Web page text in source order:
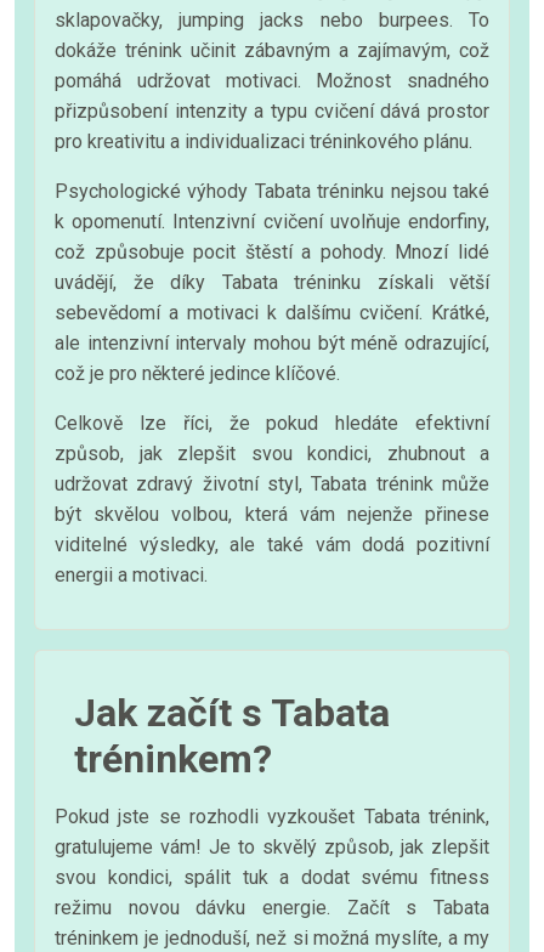
sklapovačky, jumping jacks nebo burpees. To
dokáže trénink učinit zábavným a zajímavým, což
pomáhá udržovat motivaci. Možnost snadného
přizpůsobení intenzity a typu cvičení dává prostor
pro kreativitu a individualizaci tréninkového plánu.
Psychologické výhody Tabata tréninku nejsou také
k opomenutí. Intenzivní cvičení uvolňuje endorfiny,
což způsobuje pocit štěstí a pohody. Mnozí lidé
uvádějí, že díky Tabata tréninku získali větší
sebevědomí a motivaci k dalšímu cvičení. Krátké,
ale intenzivní intervaly mohou být méně odrazující,
což je pro některé jedince klíčové.
Celkově lze říci, že pokud hledáte efektivní
způsob, jak zlepšit svou kondici, zhubnout a
udržovat zdravý životní styl, Tabata trénink může
být skvělou volbou, která vám nejenže přinese
viditelné výsledky, ale také vám dodá pozitivní
energii a motivaci.
Jak začít s Tabata
tréninkem?
Pokud jste se rozhodli vyzkoušet Tabata trénink,
gratulujeme vám! Je to skvělý způsob, jak zlepšit
svou kondici, spálit tuk a dodat svému fitness
režimu novou dávku energie. Začít s Tabata
tréninkem je jednoduší, než si možná myslíte, a my